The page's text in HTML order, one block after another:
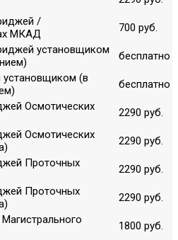
/
МКАД
700 руб.
установщиком
бесплатно
установщиком (в
бесплатно
Осмотических
2290 руб.
Осмотических
2290 руб.
Проточных
2290 руб.
Проточных
2290 руб.
1800 руб.